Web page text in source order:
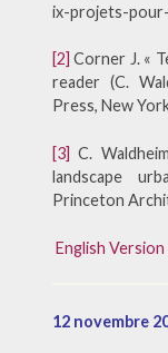
ix-projets-pour-
[2] Corner J. «
reader (C.
Press, New
[3] C.
landscape
Princeton
English Version
12 novembre